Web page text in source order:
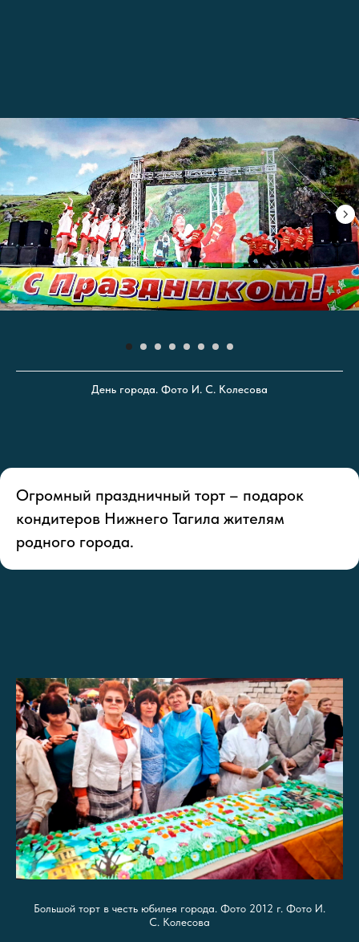
День города. Фото И. С. Колесова
Огромный праздничный торт – подарок
кондитеров Нижнего Тагила жителям
родного города.
Большой торт в честь юбилея города. Фото 2012 г. Фото И.
С. Колесова